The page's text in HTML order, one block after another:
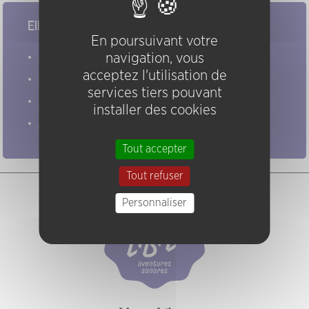
Elles/ils ont joué chez nous
En poursuivant votre
navigation, vous
acceptez l'utilisation de
services tiers pouvant
installer des cookies
Tout accepter
Tout refuser
Personnaliser